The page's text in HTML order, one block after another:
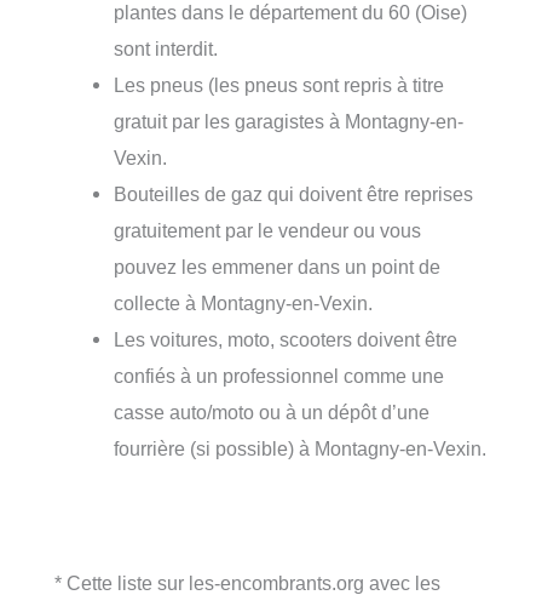
plantes dans le département du 60 (Oise)
sont interdit.
Les pneus (les pneus sont repris à titre
gratuit par les garagistes à Montagny-en-
Vexin.
Bouteilles de gaz qui doivent être reprises
gratuitement par le vendeur ou vous
pouvez les emmener dans un point de
collecte à Montagny-en-Vexin.
Les voitures, moto, scooters doivent être
confiés à un professionnel comme une
casse auto/moto ou à un dépôt d’une
fourrière (si possible) à Montagny-en-Vexin.
* Cette liste sur les-encombrants.org avec les